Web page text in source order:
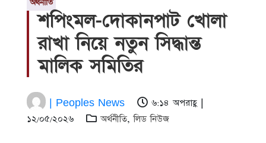
অর্থনীতি
শপিংমল-দোকানপাট খোলা
রাখা নিয়ে নতুন সিদ্ধান্ত
মালিক সমিতির
| Peoples News
৬:১৪ অপরাহ্ণ |
১২/০৫/২০২৬
অর্থনীতি,লিড নিউজ